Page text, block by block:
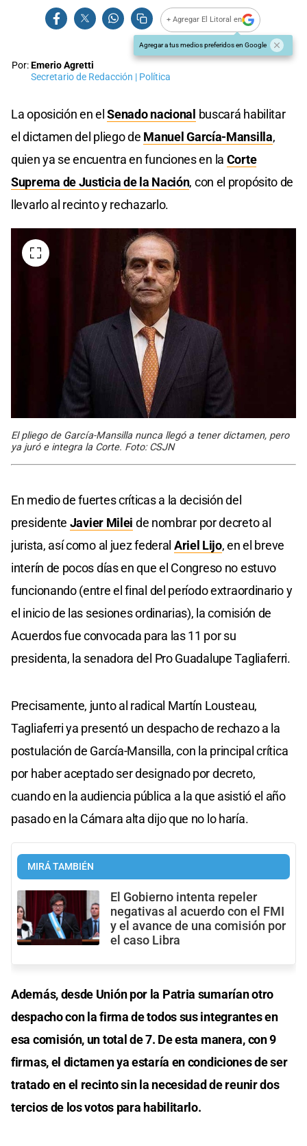
+ Agregar El Litoral en
Agregar a tus medios preferidos en Google
Por:Emerio Agretti
Secretario de Redacción | Política
La oposición en elSenado nacional buscará habilitar
el dictamen del pliego de Manuel García-Mansilla,
quien ya se encuentra en funciones en la Corte
Suprema de Justicia de la Nación, con el propósito de
llevarlo al recinto y rechazarlo.
El pliego de García-Mansilla nunca llegó a tener dictamen, pero
ya juró e integra la Corte. Foto: CSJN
En medio de fuertes críticas a la decisión del
presidente Javier Milei de nombrar por decreto al
jurista, así como al juez federal Ariel Lijo, en el breve
interín de pocos días en que el Congreso no estuvo
funcionando (entre el final del período extraordinario y
el inicio de las sesiones ordinarias), la comisión de
Acuerdos fue convocada para las 11 por su
presidenta, la senadora del Pro Guadalupe Tagliaferri.
Precisamente, junto al radical Martín Lousteau,
Tagliaferri ya presentó un despacho de rechazo a la
postulación de García-Mansilla, con la principal crítica
por haber aceptado ser designado por decreto,
cuando en la audiencia pública a la que asistió el año
pasado en la Cámara alta dijo que no lo haría.
MIRÁ TAMBIÉN
El Gobierno intenta repeler
negativas al acuerdo con el FMI
y el avance de una comisión por
el caso Libra
Además, desde Unión por la Patria sumarían otro
despacho con la firma de todos sus integrantes en
esa comisión, un total de 7. De esta manera, con 9
firmas, el dictamen ya estaría en condiciones de ser
tratado en el recinto sin la necesidad de reunir dos
tercios de los votos para habilitarlo.